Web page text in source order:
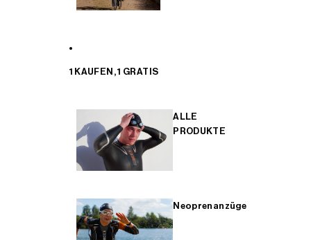
1 KAUFEN, 1 GRATIS
ALLE
PRODUKTE
Neoprenanzüge